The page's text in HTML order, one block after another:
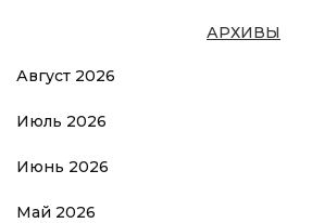
АРХИВЫ
Август 2026
Июль 2026
Июнь 2026
Май 2026